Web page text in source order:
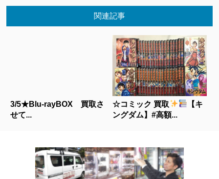
関連記事
3/5★Blu-rayBOX 買取さ
せて...
☆コミック 買取
【キ
ングダム】#高額...